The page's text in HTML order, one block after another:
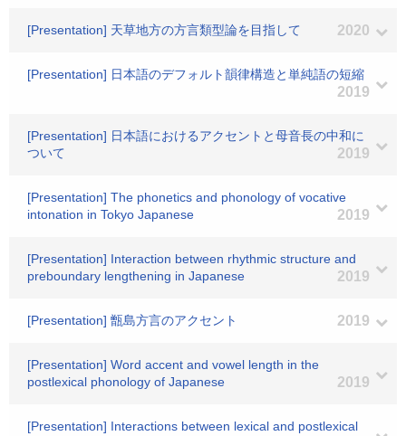
[Presentation] 天草地方の方言類型論を目指して 2020
[Presentation] 日本語のデフォルト韻律構造と単純語の短縮
2019
[Presentation] 日本語におけるアクセントと母音長の中和に
ついて
2019
[Presentation] The phonetics and phonology of vocative
intonation in Tokyo Japanese
2019
[Presentation] Interaction between rhythmic structure and
preboundary lengthening in Japanese
2019
[Presentation] 甑島方言のアクセント 2019
[Presentation] Word accent and vowel length in the
postlexical phonology of Japanese
2019
[Presentation] Interactions between lexical and postlexical